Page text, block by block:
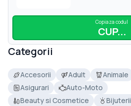
Copiaza codul
CUP...
Categorii
Accesorii Adult
Animale
Asigurari
Auto-Moto
Beauty si Cosmetice
Bijuterii